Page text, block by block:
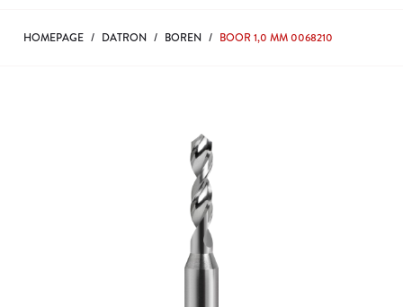
HOMEPAGE / DATRON / BOREN / BOOR 1,0 MM 0068210